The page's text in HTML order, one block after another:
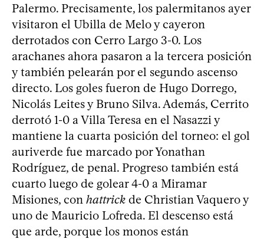
Palermo. Precisamente, los palermitanos ayer
visitaron el Ubilla de Melo y cayeron
derrotados con Cerro Largo 3-0. Los
arachanes ahora pasaron a la tercera posición
y también pelearán por el segundo ascenso
directo. Los goles fueron de Hugo Dorrego,
Nicolás Leites y Bruno Silva. Además, Cerrito
derrotó 1-0 a Villa Teresa en el Nasazzi y
mantiene la cuarta posición del torneo: el gol
auriverde fue marcado por Yonathan
Rodríguez, de penal. Progreso también está
cuarto luego de golear 4-0 a Miramar
Misiones, con hattrick de Christian Vaquero y
uno de Mauricio Lofreda. El descenso está
que arde, porque los monos están